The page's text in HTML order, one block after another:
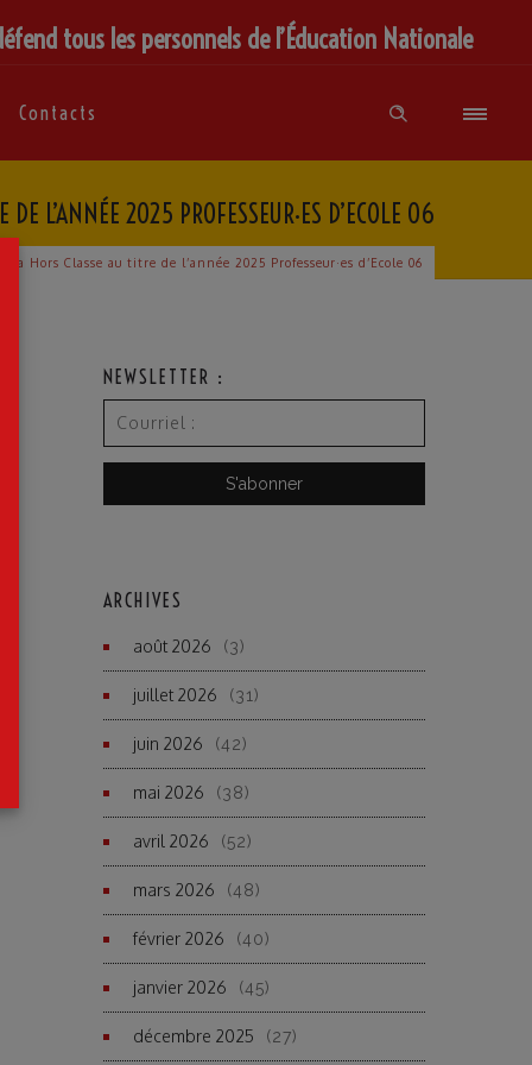
tous les personnels de l’Éducation Nationale
Contacts
L’ANNÉE 2025 PROFESSEUR·ES D’ECOLE 06
à la Hors Classe au titre de l’année 2025 Professeur·es d’Ecole 06
NEWSLETTER :
ARCHIVES
août 2026 (3)
juillet 2026 (31)
juin 2026 (42)
mai 2026 (38)
avril 2026 (52)
mars 2026 (48)
février 2026 (40)
janvier 2026 (45)
décembre 2025 (27)